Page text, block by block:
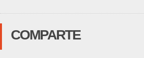
COMPARTE